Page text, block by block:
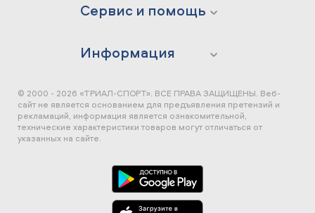
Сервис и помощь
Информация
© 2000 - 2026 «ТРИАЛ-СПОРТ». ВСЕ ПРАВА ЗАЩИЩЕНЫ. Веб-
сайт не является основанием для предъявления претензий и
рекламаций, информация является ознакомительной,
технические характеристики товаров могут отличаться от
указанных на сайте.